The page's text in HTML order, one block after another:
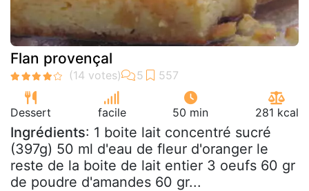
Flan provençal
Dessert facile 50 min 281 kcal
Ingrédients: 1 boite lait concentré sucré
(397g) 50 ml d'eau de fleur d'oranger le
reste de la boite de lait entier 3 oeufs 60 gr
de poudre d'amandes 60 gr...